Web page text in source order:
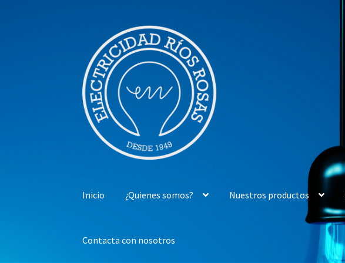
la
navegación
contenido
Inicio ¿Quienes somos? Nuestros productos
Contacta con nosotros